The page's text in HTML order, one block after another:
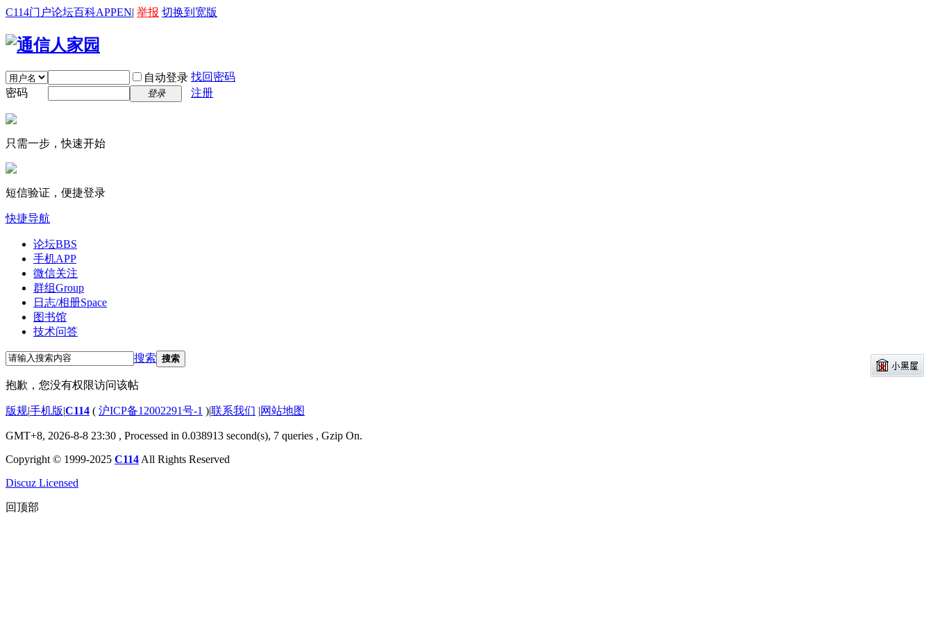
C114门户论坛百科APPEN| 举报 切换到宽版
自动登录 找回密码
密码
登录 注册
只需一步，快速开始
短信验证，便捷登录
快捷导航
论坛BBS
手机APP
微信关注
群组Group
日志/相册Space
图书馆
技术问答
搜索 搜索
抱歉，您没有权限访问该帖
版规|手机版|C114 ( 沪ICP备12002291号-1 )|联系我们 |网站地图
GMT+8, 2026-8-8 23:30 , Processed in 0.038913 second(s), 7 queries , Gzip On.
Copyright © 1999-2025 C114 All Rights Reserved
Discuz Licensed
回顶部